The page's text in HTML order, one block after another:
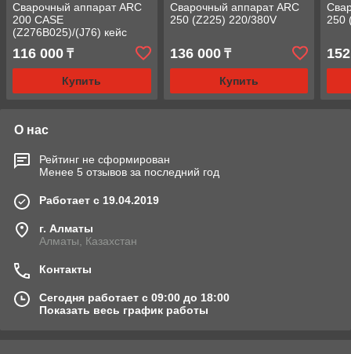
Сварочный аппарат ARC
200 CASE
(Z276B025)/(J76) кейс
116 000 ₸
Купить
Сварочный аппарат ARC
250 (Z225) 220/380V
136 000₸
Купить
250
О нас
Рейтинг не сформирован
Менее 5 отзывов за последний год
Работает с 19.04.2019
г. Алматы
Алматы, Казахстан
Контакты
Сегодня работает с 09:00 до 18:00
Показать весь график работы